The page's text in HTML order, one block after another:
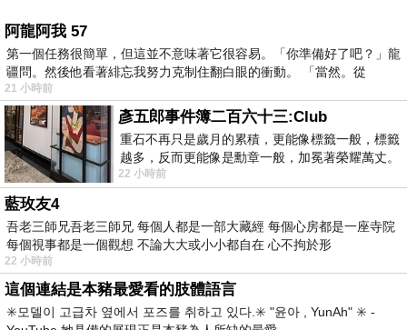
阿龍阿我 57
第一個任務很簡單，但這並不意味著它很容易。「你準備好了吧？」龍
疆問。然後他看著緋忘我努力克制住翻白眼的衝動。 「當然。從
21 小時前
彥五郎事件簿二百六十三:Club
重石不再只是歲月的累積，更能像標籤一般，標籤
越多，反而更能像是勳章一般，加冕著榮耀萬丈。
習慣一如縱容，成了再難輕輕放下的罪證
22 小時前
藍玫友4
吾老三師兄吾老三師兄 每個人都是一部大藏經 每個心房都是一座寺院
每個視事都是一個觀想 不論大大或小小都自在 心不拘於形
22 小時前
這個連結是本豬最愛看的肢體語言
✳️모델이 고급차 옆에서 포즈를 취하고 있다.✳️ "윤아 , YunAh" ✳️ -